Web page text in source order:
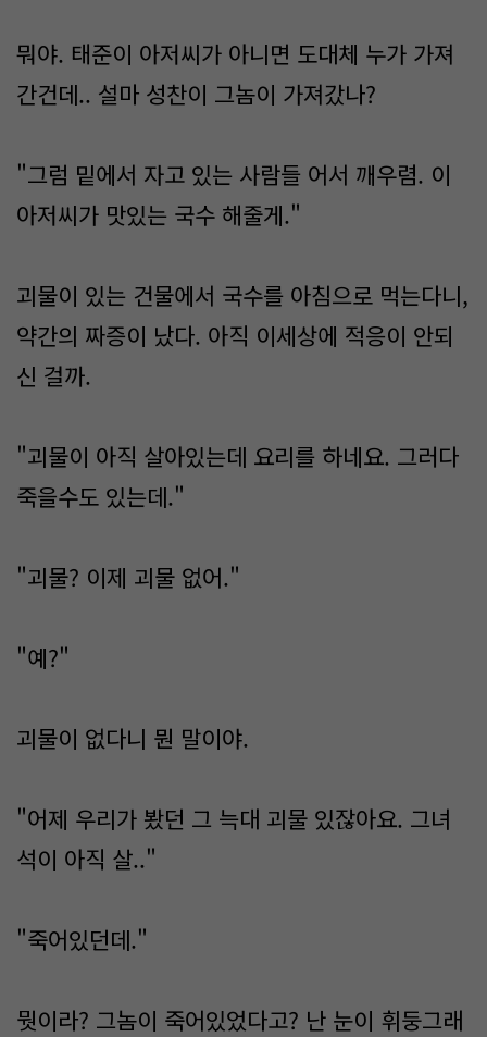
뭐야. 태준이 아저씨가 아니면 도대체 누가 가져
간건데.. 설마 성찬이 그놈이 가져갔나?
"그럼 밑에서 자고 있는 사람들 어서 깨우렴. 이
아저씨가 맛있는 국수 해줄게."
괴물이 있는 건물에서 국수를 아침으로 먹는다니,
약간의 짜증이 났다. 아직 이세상에 적응이 안되
신 걸까.
"괴물이 아직 살아있는데 요리를 하네요. 그러다
죽을수도 있는데."
"괴물? 이제 괴물 없어."
"예?"
괴물이 없다니 뭔 말이야.
"어제 우리가 봤던 그 늑대 괴물 있잖아요. 그녀
석이 아직 살.."
"죽어있던데."
뭣이라? 그놈이 죽어있었다고? 난 눈이 휘둥그래